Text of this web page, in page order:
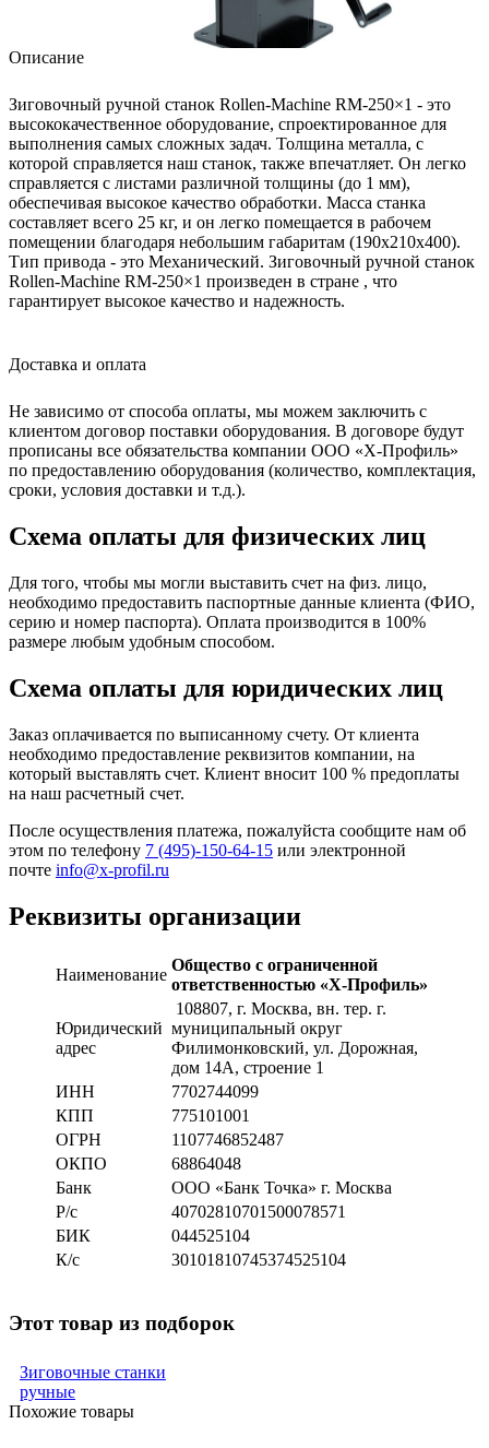
Описание
Зиговочный ручной станок Rollen-Machine RM-250×1 - это
высококачественное оборудование, спроектированное для
выполнения самых сложных задач. Толщина металла, с
которой справляется наш станок, также впечатляет. Он легко
справляется с листами различной толщины (до 1 мм),
обеспечивая высокое качество обработки. Масса станка
составляет всего 25 кг, и он легко помещается в рабочем
помещении благодаря небольшим габаритам (190х210х400).
Тип привода - это Механический. Зиговочный ручной станок
Rollen-Machine RM-250×1 произведен в стране , что
гарантирует высокое качество и надежность.
Доставка и оплата
Не зависимо от способа оплаты, мы можем заключить с
клиентом договор поставки оборудования. В договоре будут
прописаны все обязательства компании ООО «Х-Профиль»
по предоставлению оборудования (количество, комплектация,
сроки, условия доставки и т.д.).
Схема оплаты для физических лиц
Для того, чтобы мы могли выставить счет на физ. лицо,
необходимо предоставить паспортные данные клиента (ФИО,
серию и номер паспорта). Оплата производится в 100%
размере любым удобным способом.
Схема оплаты для юридических лиц
Заказ оплачивается по выписанному счету. От клиента
необходимо предоставление реквизитов компании, на
который выставлять счет. Клиент вносит 100 % предоплаты
на наш расчетный счет.
После осуществления платежа, пожалуйста сообщите нам об
этом по телефону 7 (495)-150-64-15 или электронной
почте info@x-profil.ru
Реквизиты организации
Наименование
Общество с ограниченной
ответственностью «Х-Профиль»
Юридический
адрес
108807, г. Москва, вн. тер. г.
муниципальный округ
Филимонковский, ул. Дорожная,
дом 14А, строение 1
ИНН
7702744099
КПП
775101001
ОГРН
1107746852487
ОКПО
68864048
Банк
ООО «Банк Точка» г. Москва
Р/с
40702810701500078571
БИК
044525104
К/с
30101810745374525104
Этот товар из подборок
Зиговочные станки
ручные
Похожие товары